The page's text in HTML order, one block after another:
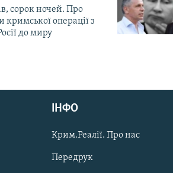
сорок ночей. Про
кримської операції з
до миру
ІНФО
Крим.Реалії. Про нас
Передрук